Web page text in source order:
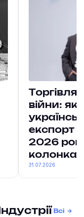
Торгівля
війни: як
експорт
2026
колонка
31.07.2026
Всі